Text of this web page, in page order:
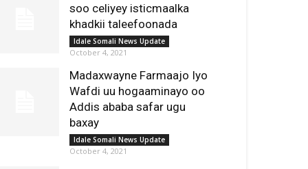
soo celiyey isticmaalka
khadkii taleefoonada
Idale Somali News Update
October 4, 2021
Madaxwayne Farmaajo Iyo
Wafdi uu hogaaminayo oo
Addis ababa safar ugu
baxay
Idale Somali News Update
October 4, 2021